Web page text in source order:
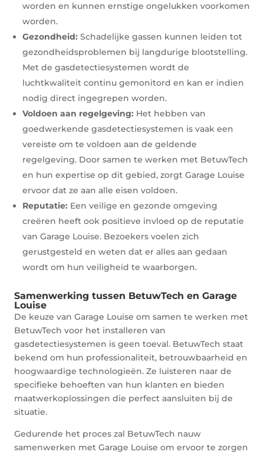
worden en kunnen ernstige ongelukken voorkomen
worden.
Gezondheid: Schadelijke gassen kunnen leiden tot
gezondheidsproblemen bij langdurige blootstelling.
Met de gasdetectiesystemen wordt de
luchtkwaliteit continu gemonitord en kan er indien
nodig direct ingegrepen worden.
Voldoen aan regelgeving: Het hebben van
goedwerkende gasdetectiesystemen is vaak een
vereiste om te voldoen aan de geldende
regelgeving. Door samen te werken met BetuwTech
en hun expertise op dit gebied, zorgt Garage Louise
ervoor dat ze aan alle eisen voldoen.
Reputatie: Een veilige en gezonde omgeving
creëren heeft ook positieve invloed op de reputatie
van Garage Louise. Bezoekers voelen zich
gerustgesteld en weten dat er alles aan gedaan
wordt om hun veiligheid te waarborgen.
Samenwerking tussen BetuwTech en Garage
Louise
De keuze van Garage Louise om samen te werken met
BetuwTech voor het installeren van
gasdetectiesystemen is geen toeval. BetuwTech staat
bekend om hun professionaliteit, betrouwbaarheid en
hoogwaardige technologieën. Ze luisteren naar de
specifieke behoeften van hun klanten en bieden
maatwerkoplossingen die perfect aansluiten bij de
situatie.
Gedurende het proces zal BetuwTech nauw
samenwerken met Garage Louise om ervoor te zorgen